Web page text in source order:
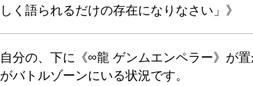
しく語られるだけの存在になりなさい」》
自分の、下に《∞龍 ゲンムエンペラー》が置
がバトルゾーンにいる状況です。